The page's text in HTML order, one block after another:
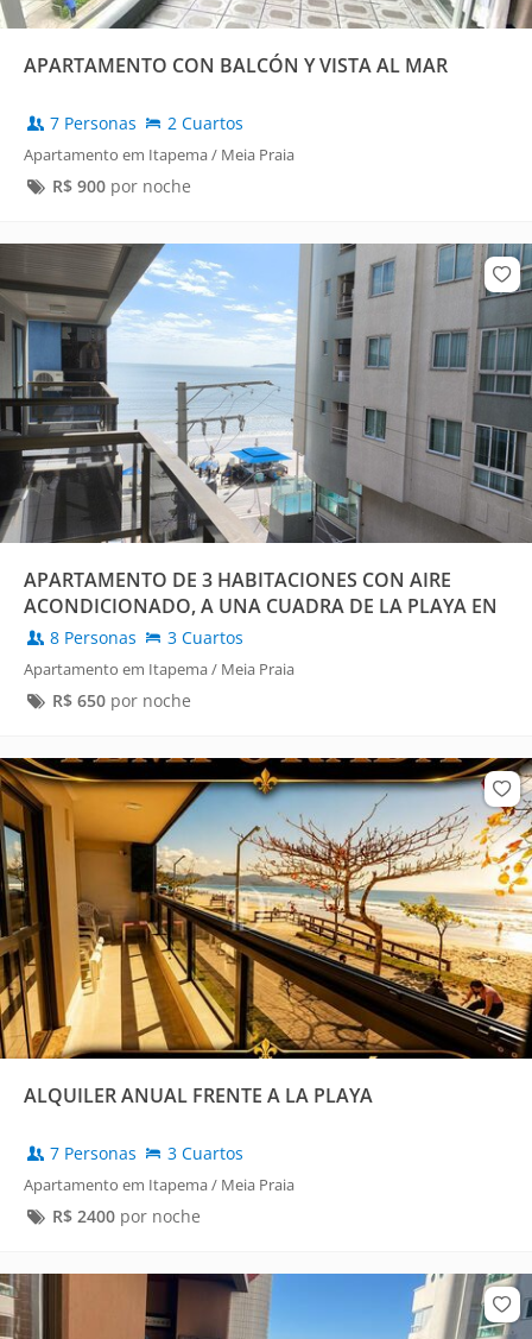
APARTAMENTO CON BALCÓN Y VISTA AL MAR
7 Personas 2 Cuartos
Apartamento em Itapema / Meia Praia
R$ 900por noche
APARTAMENTO DE 3 HABITACIONES CON AIRE
ACONDICIONADO, A UNA CUADRA DE LA PLAYA EN
MEIA PRAIA.
8 Personas 3 Cuartos
Apartamento em Itapema / Meia Praia
R$ 650por noche
ALQUILER ANUAL FRENTE A LA PLAYA
7 Personas 3 Cuartos
Apartamento em Itapema / Meia Praia
R$ 2400por noche